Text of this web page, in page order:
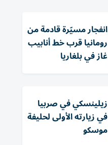
انفجار مسيّرة قادمة من
رومانيا قرب خط أنابيب
غاز في بلغاريا
زيلينسكي في صربيا
في زيارته الأولى لحليفة
موسكو